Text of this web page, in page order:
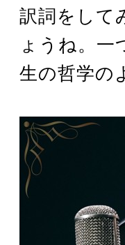
訳詞をして
ょうね。一
生の哲学の